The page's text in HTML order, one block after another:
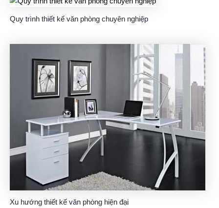
Quy trình thiết kế văn phòng chuyên nghiệp
Xu hướng thiết kế văn phòng hiện đại